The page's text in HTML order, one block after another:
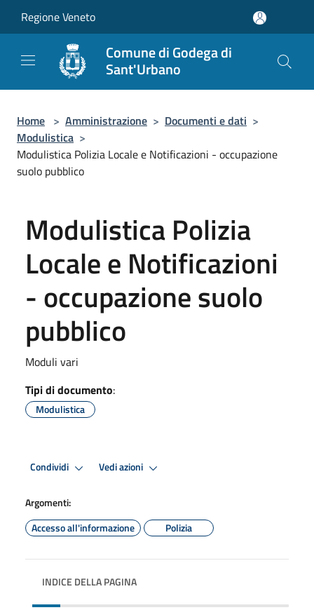
Regione Veneto
Comune di Godega di
Sant'Urbano
Home > Amministrazione > Documenti e dati >
Modulistica >
Modulistica Polizia Locale e Notificazioni - occupazione
suolo pubblico
Modulistica Polizia
Locale e Notificazioni
- occupazione suolo
pubblico
Moduli vari
Tipi di documento:
Modulistica
Condividi Vedi azioni
Argomenti:
Accesso all'informazione
Polizia
INDICE DELLA PAGINA